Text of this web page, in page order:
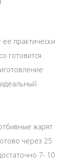
практически
готовится
жарят
через 25
7- 10